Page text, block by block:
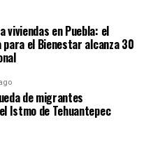
viviendas en Puebla: el
para el Bienestar alcanza 30
de migrantes
Istmo de Tehuantepec